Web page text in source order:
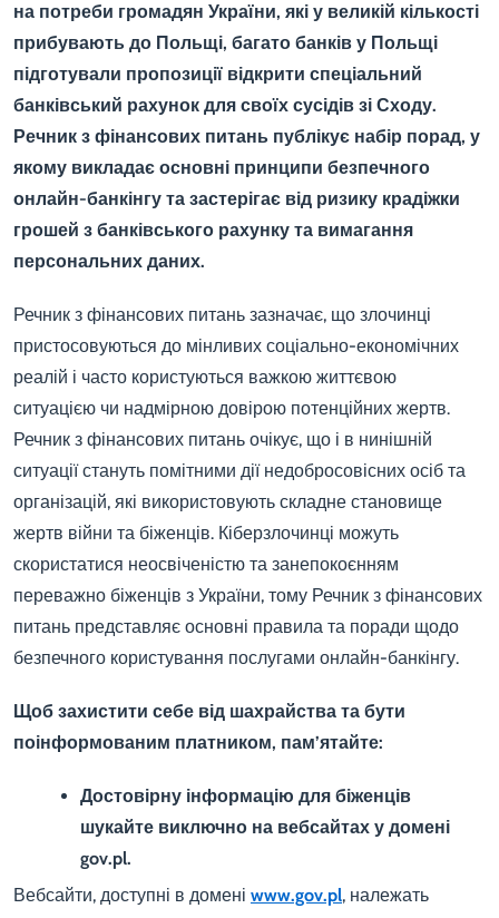
на потреби громадян України, які у великій кількості
прибувають до Польщі, багато банків у Польщі
підготували пропозиції відкрити спеціальний
банківський рахунок для своїх сусідів зі Сходу.
Речник з фінансових питань публікує набір порад, у
якому викладає основні принципи безпечного
онлайн-банкінгу та застерігає від ризику крадіжки
грошей з банківського рахунку та вимагання
персональних даних.
Речник з фінансових питань зазначає, що злочинці
пристосовуються до мінливих соціально-економічних
реалій і часто користуються важкою життєвою
ситуацією чи надмірною довірою потенційних жертв.
Речник з фінансових питань очікує, що і в нинішній
ситуації стануть помітними дії недобросовісних осіб та
організацій, які використовують складне становище
жертв війни та біженців. Кіберзлочинці можуть
скористатися неосвіченістю та занепокоєнням
переважно біженців з України, тому Речник з фінансових
питань представляє основні правила та поради щодо
безпечного користування послугами онлайн-банкінгу.
Щоб захистити себе від шахрайства та бути
поінформованим платником, пам’ятайте:
Достовірну інформацію для біженців
шукайте виключно на вебсайтах у домені
gov.pl.
Вебсайти, доступні в домені www.gov.pl, належать